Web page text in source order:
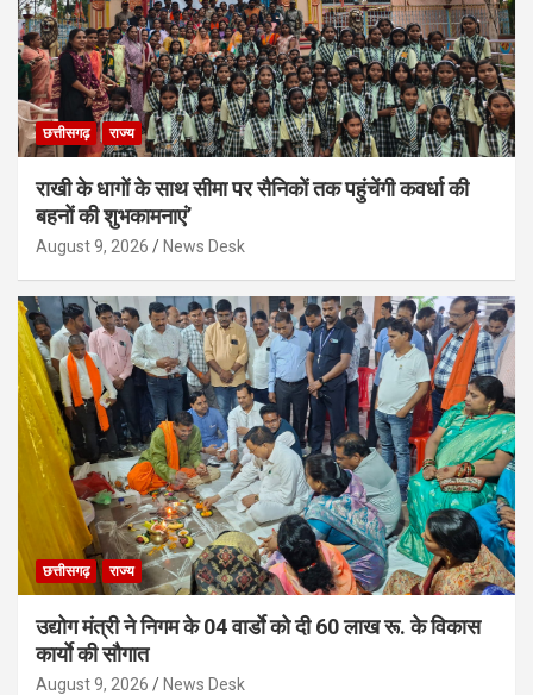
छत्तीसगढ़ राज्य
राखी के धागों के साथ सीमा पर सैनिकों तक पहुंचेंगी कवर्धा की
बहनों की शुभकामनाएं’
August 9, 2026 News Desk
छत्तीसगढ़ राज्य
उद्योग मंत्री ने निगम के 04 वार्डाे को दी 60 लाख रू. के विकास
कार्याे की सौगात
August 9, 2026 News Desk